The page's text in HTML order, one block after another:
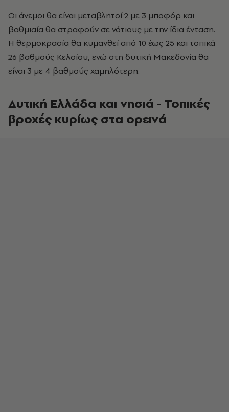
Οι άνεμοι θα είναι μεταβλητοί 2 με 3 μποφόρ και
βαθμιαία θα στραφούν σε νότιους με την ίδια ένταση.
Η θερμοκρασία θα κυμανθεί από 10 έως 25 και τοπικά
26 βαθμούς Κελσίου, ενώ στη δυτική Μακεδονία θα
είναι 3 με 4 βαθμούς χαμηλότερη.
Δυτική Ελλάδα και νησιά - Τοπικές
βροχές κυρίως στα ορεινά